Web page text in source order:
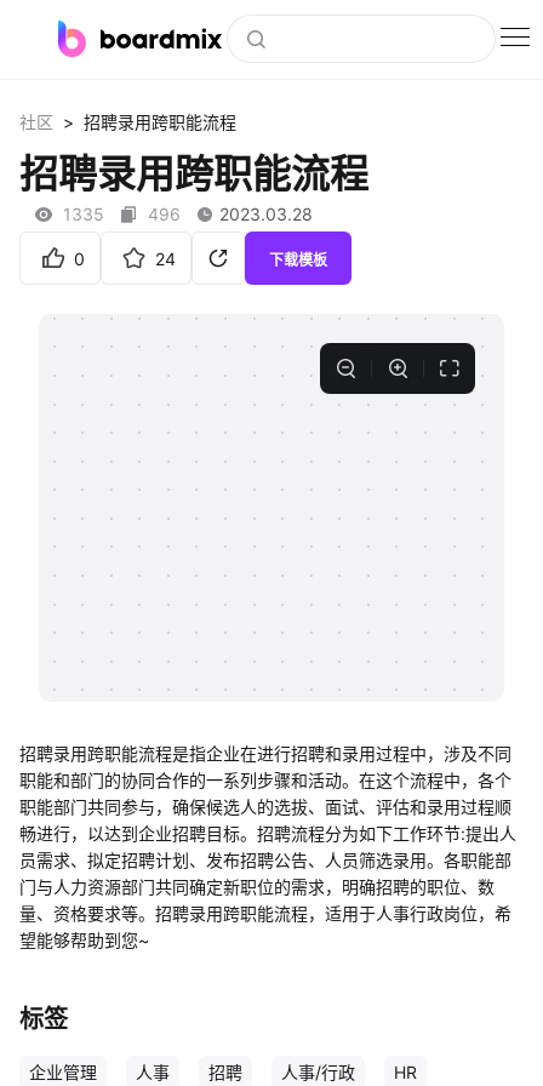
社区资源
下载
帮助中心
社区 > 招聘录用跨职能流程
招聘录用跨职能流程
1335 496 2023.03.28
0 24 下载模板
招聘录用跨职能流程是指企业在进行招聘和录用过程中，涉及不同
职能和部门的协同合作的一系列步骤和活动。在这个流程中，各个
职能部门共同参与，确保候选人的选拔、面试、评估和录用过程顺
畅进行，以达到企业招聘目标。招聘流程分为如下工作环节:提出人
员需求、拟定招聘计划、发布招聘公告、人员筛选录用。各职能部
门与人力资源部门共同确定新职位的需求，明确招聘的职位、数
量、资格要求等。招聘录用跨职能流程，适用于人事行政岗位，希
望能够帮助到您~
标签
企业管理 人事 招聘 人事/行政 HR